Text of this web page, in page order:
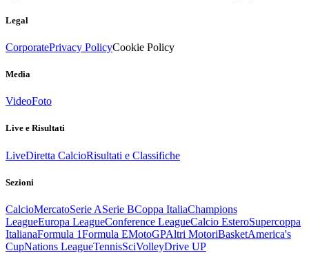
Legal
CorporatePrivacy PolicyCookie Policy
Media
VideoFoto
Live e Risultati
LiveDiretta CalcioRisultati e Classifiche
Sezioni
CalcioMercatoSerie ASerie BCoppa ItaliaChampions
LeagueEuropa LeagueConference LeagueCalcio EsteroSupercoppa
ItalianaFormula 1Formula EMotoGPAltri MotoriBasketAmerica's
CupNations LeagueTennisSciVolleyDrive UP